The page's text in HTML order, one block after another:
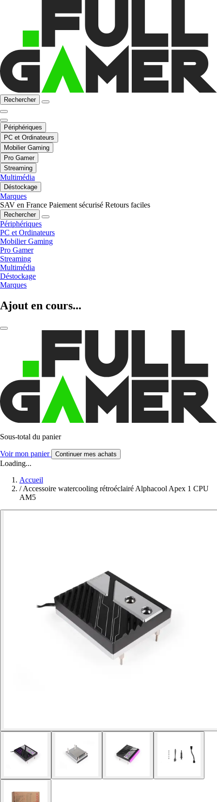
Rechercher
Périphériques
PC et Ordinateurs
Mobilier Gaming
Pro Gamer
Streaming
Multimédia
Déstockage
Marques
SAV en France Paiement sécurisé Retours faciles
Rechercher
Périphériques
PC et Ordinateurs
Mobilier Gaming
Pro Gamer
Streaming
Multimédia
Déstockage
Marques
Ajout en cours...
Sous-total du panier
Voir mon panier Continuer mes achats
Loading...
Accueil
/ Accessoire watercooling rétroéclairé Alphacool Apex 1 CPU
AM5